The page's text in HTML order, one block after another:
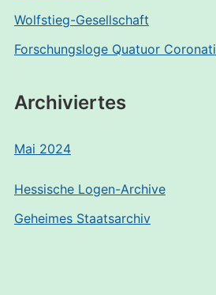
Wolfstieg-Gesellschaft
Forschungsloge Quatuor Coronati
Archiviertes
Mai 2024
Hessische Logen-Archive
Geheimes Staatsarchiv